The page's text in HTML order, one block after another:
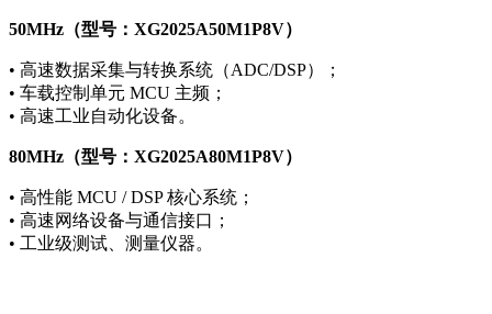
50MHz（型号：XG2025A50M1P8V）
• 高速数据采集与转换系统（ADC/DSP）；
• 车载控制单元 MCU 主频；
• 高速工业自动化设备。
80MHz（型号：XG2025A80M1P8V）
• 高性能 MCU / DSP 核心系统；
• 高速网络设备与通信接口；
• 工业级测试、测量仪器。